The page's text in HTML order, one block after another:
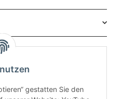
gestatten Sie den